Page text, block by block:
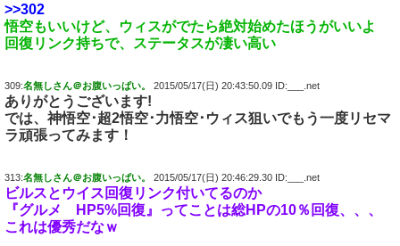
>>302
悟空もいいけど、ウィスがでたら絶対始めたほうがいいよ
回復リンク持ちで、ステータスが凄い高い
309:名無しさん＠お腹いっぱい。 2015/05/17(日) 20:43:50.09 ID:___.net
ありがとうございます!
では、神悟空･超2悟空･力悟空･ウィス狙いでもう一度リセマ
ラ頑張ってみます！
313:名無しさん＠お腹いっぱい。 2015/05/17(日) 20:46:29.30 ID:___.net
ビルスとウイス回復リンク付いてるのか
『グルメ HP5%回復』ってことは総HPの10％回復、、、
これは優秀だなｗ